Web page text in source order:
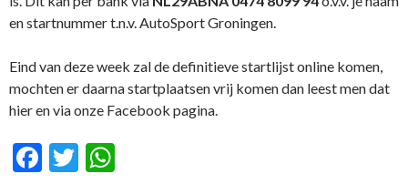
en startnummer t.n.v. AutoSport Groningen.
Eind van deze week zal de definitieve startlijst online komen,
mochten er daarna startplaatsen vrij komen dan leest men dat
hier en via onze Facebook pagina.
F
T